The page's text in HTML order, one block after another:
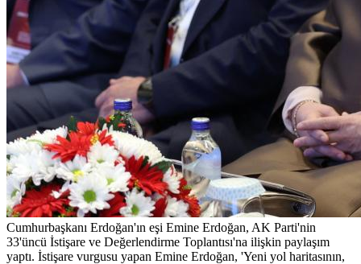
Cumhurbaşkanı Erdoğan'ın eşi Emine Erdoğan, AK Parti'nin
33'üncü İstişare ve Değerlendirme Toplantısı'na ilişkin paylaşım
yaptı. İstişare vurgusu yapan Emine Erdoğan, 'Yeni yol haritasının,